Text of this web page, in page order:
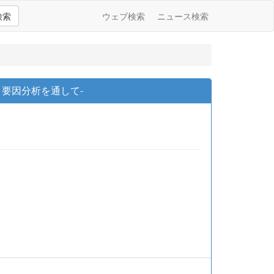
索 ウェブ検索 ニュース検索
因分析を通して-